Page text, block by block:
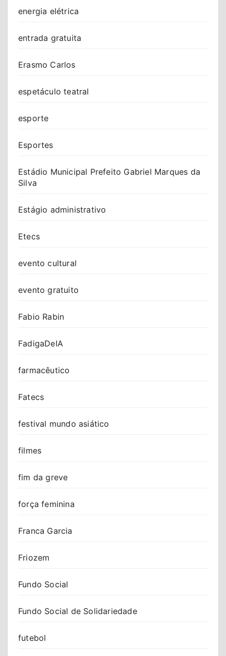
energia elétrica
entrada gratuita
Erasmo Carlos
espetáculo teatral
esporte
Esportes
Estádio Municipal Prefeito Gabriel Marques da
Silva
Estágio administrativo
Etecs
evento cultural
evento gratuito
Fabio Rabin
FadigaDeIA
farmacêutico
Fatecs
festival mundo asiático
filmes
fim da greve
força feminina
Franca Garcia
Friozem
Fundo Social
Fundo Social de Solidariedade
futebol